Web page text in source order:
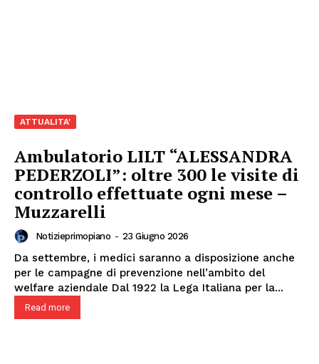
SPORT
ATTUALITA'
Ambulatorio LILT “ALESSANDRA
PEDERZOLI”: oltre 300 le visite di
controllo effettuate ogni mese –
Muzzarelli
Notizieprimopiano - 23 Giugno 2026
Da settembre, i medici saranno a disposizione anche
per le campagne di prevenzione nell’ambito del
welfare aziendale Dal 1922 la Lega Italiana per la...
Read more